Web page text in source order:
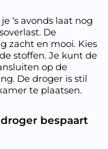
‘s avonds laat nog
De
zacht en mooi. Kies
stoffen. Je kunt de
op de
De droger is stil
te plaatsen.
bespaart